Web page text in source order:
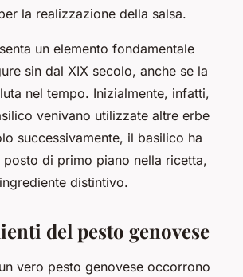
la realizzazione della salsa.
un elemento fondamentale
sin dal XIX secolo, anche se la
nel tempo. Inizialmente, infatti,
venivano utilizzate altre erbe
successivamente, il basilico ha
posto di primo piano nella ricetta,
distintivo.
del pesto genovese
vero pesto genovese occorrono